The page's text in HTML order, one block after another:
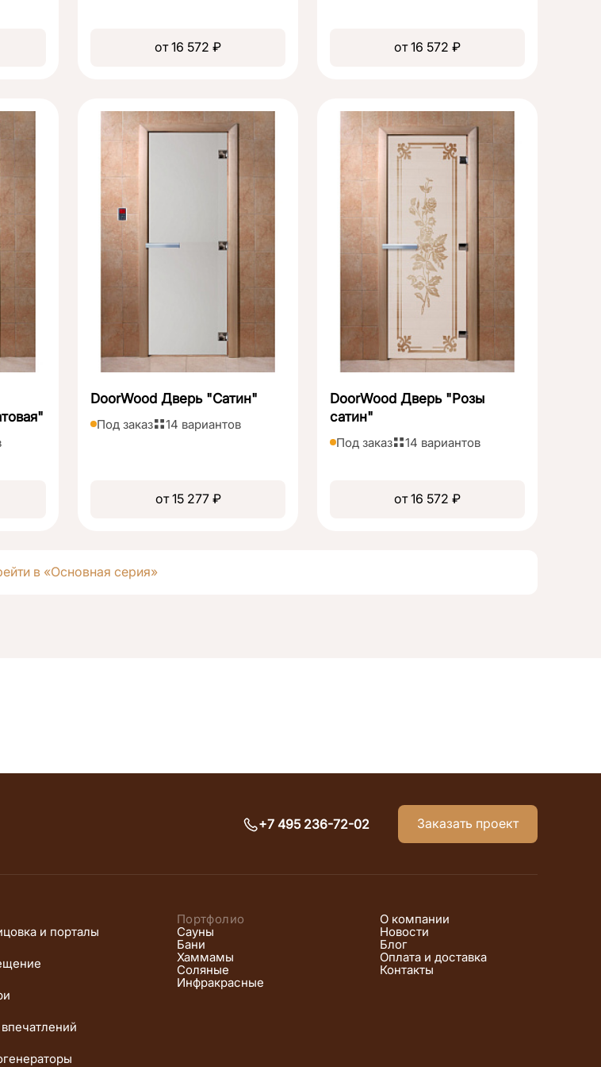
от 16 572 ₽ от 16 572 ₽
DoorWood Дверь "Сатин"
Под заказ 14 вариантов
от 15 277 ₽
DoorWood Дверь "Розы
сатин"
Под заказ 14 вариантов
от 16 572 ₽
в «Основная серия»
+7 495 236-72-02 Заказать проект
и порталы
Портфолио
Сауны
Бани
Хаммамы
Соляные
Инфракрасные
О компании
Новости
Блог
Оплата и доставка
Контакты